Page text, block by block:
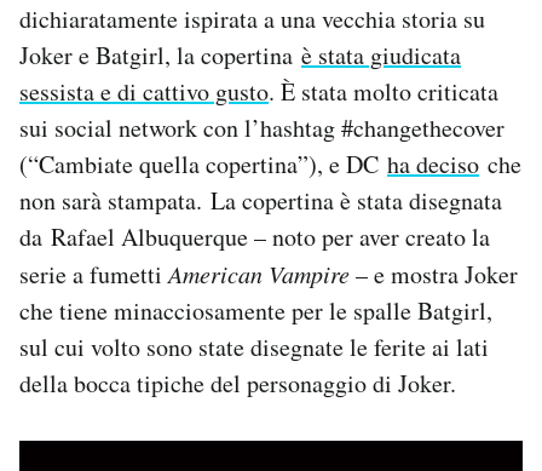
Notifiche mobile
Regala il Post
Hai bisogno di aiuto?
Esci
dichiaratamente ispirata a una vecchia storia su
Joker e Batgirl, la copertina è stata giudicata
sessista e di cattivo gusto. È stata molto criticata
sui social network con l’hashtag #changethecover
(“Cambiate quella copertina”), e DC ha deciso che
non sarà stampata. La copertina è stata disegnata
da Rafael Albuquerque – noto per aver creato la
serie a fumettiAmerican Vampire– e mostra Joker
che tiene minacciosamente per le spalle Batgirl,
sul cui volto sono state disegnate le ferite ai lati
della bocca tipiche del personaggio di Joker.